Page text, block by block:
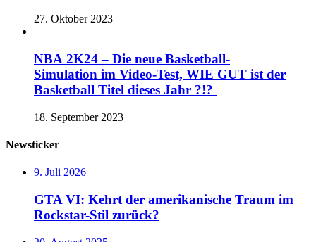
27. Oktober 2023
NBA 2K24 – Die neue Basketball-
Simulation im Video-Test, WIE GUT ist der
Basketball Titel dieses Jahr ?!?
18. September 2023
Newsticker
9. Juli 2026
GTA VI: Kehrt der amerikanische Traum im
Rockstar-Stil zurück?